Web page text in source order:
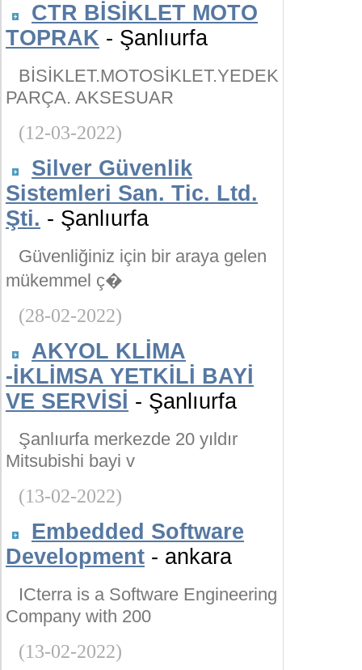
CTR BİSİKLET MOTO
TOPRAK - Şanlıurfa
BİSİKLET.MOTOSİKLET.YEDEK
PARÇA. AKSESUAR
(12-03-2022)
Silver Güvenlik
Sistemleri San. Tic. Ltd.
Şti. - Şanlıurfa
Güvenliğiniz için bir araya gelen
mükemmel ç�
(28-02-2022)
AKYOL KLİMA
-İKLİMSA YETKİLİ BAYİ
VE SERVİSİ - Şanlıurfa
Şanlıurfa merkezde 20 yıldır
Mitsubishi bayi v
(13-02-2022)
Embedded Software
Development - ankara
ICterra is a Software Engineering
Company with 200
(13-02-2022)